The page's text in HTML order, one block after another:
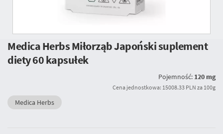
Medica Herbs Miłorząb Japoński suplement
diety 60 kapsułek
Pojemność: 120 mg
Cena jednostkowa: 15008.33 PLN za 100g
Medica Herbs